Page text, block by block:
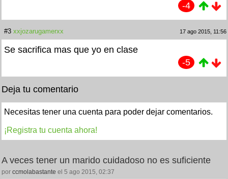
-4
#3 xxjozarugamerxx 17 ago 2015, 11:56
Se sacrifica mas que yo en clase
-5
Deja tu comentario
Necesitas tener una cuenta para poder dejar comentarios.
¡Registra tu cuenta ahora!
A veces tener un marido cuidadoso no es suficiente
por ccmolabastante el 5 ago 2015, 02:37